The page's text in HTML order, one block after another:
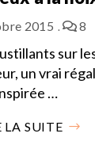
2015 8
sur
un vrai
…
LA SUITE